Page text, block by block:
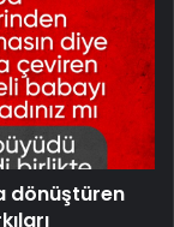
dönüştüren